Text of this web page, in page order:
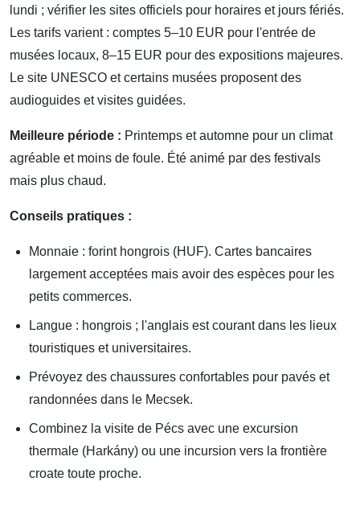
lundi ; vérifier les sites officiels pour horaires et jours fériés.
Les tarifs varient : comptes 5–10 EUR pour l'entrée de
musées locaux, 8–15 EUR pour des expositions majeures.
Le site UNESCO et certains musées proposent des
audioguides et visites guidées.
Meilleure période : Printemps et automne pour un climat
agréable et moins de foule. Été animé par des festivals
mais plus chaud.
Conseils pratiques :
Monnaie : forint hongrois (HUF). Cartes bancaires
largement acceptées mais avoir des espèces pour les
petits commerces.
Langue : hongrois ; l'anglais est courant dans les lieux
touristiques et universitaires.
Prévoyez des chaussures confortables pour pavés et
randonnées dans le Mecsek.
Combinez la visite de Pécs avec une excursion
thermale (Harkány) ou une incursion vers la frontière
croate toute proche.